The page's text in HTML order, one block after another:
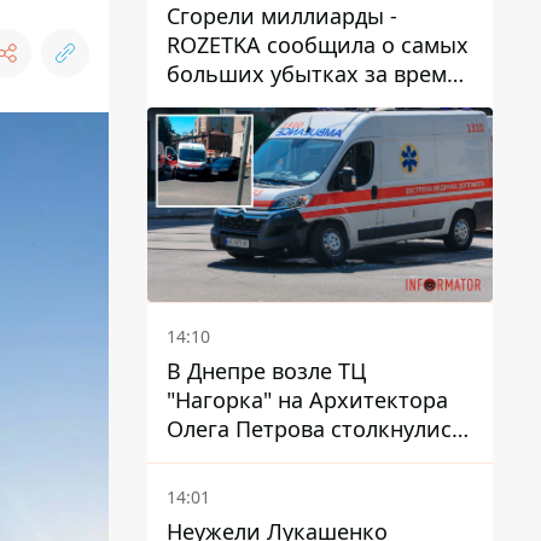
Сгорели миллиарды -
ROZETKA сообщила о самых
больших убытках за время
существования компании
14:10
В Днепре возле ТЦ
"Нагорка" на Архитектора
Олега Петрова столкнулись
"скорая" и Toyota: трамваи
№5 задерживаются
14:01
Неужели Лукашенко